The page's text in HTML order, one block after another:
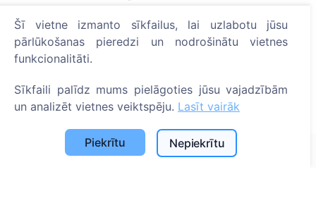
Strādājam visā Latvijā!
Administratoriem
© 2013 - 2026 Cemety Visas tiesības aizsargātas
Privātuma politika un noteikumi.
Šī vietne izmanto sīkfailus, lai uzlabotu jūsu
pārlūkošanas pieredzi un nodrošinātu vietnes
funkcionalitāti.
Sīkfaili palīdz mums pielāgoties jūsu vajadzībām
un analizēt vietnes veiktspēju. Lasīt vairāk
Piekrītu Nepiekrītu